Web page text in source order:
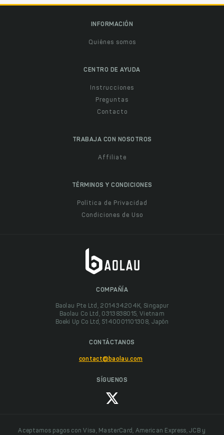
INFORMACIÓN
Quiénes somos
CENTRO DE AYUDA
Instrucciones
Preguntas
Contacto
TRABAJA CON NOSOTROS
Affiliate
TÉRMINOS Y CONDICIONES
Política de Privacidad
Condiciones de Uso
COMPAÑÍA
Baolau Pte Ltd, 201434204K, Singapur
Baolau Co Ltd, 0313838015, Vietnam
Boeki Up Co Ltd, 5140001101308, Japón
CONTÁCTANOS
contact@baolau.com
SÍGUENOS
Aceptamos pagos con Visa, MasterCard, American Express, JCB y